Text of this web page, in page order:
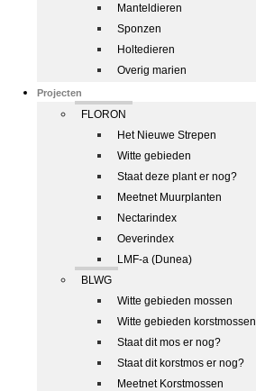
Manteldieren
Sponzen
Holtedieren
Overig marien
Projecten
FLORON
Het Nieuwe Strepen
Witte gebieden
Staat deze plant er nog?
Meetnet Muurplanten
Nectarindex
Oeverindex
LMF-a (Dunea)
BLWG
Witte gebieden mossen
Witte gebieden korstmossen
Staat dit mos er nog?
Staat dit korstmos er nog?
Meetnet Korstmossen